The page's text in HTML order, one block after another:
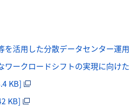
活用した分散データセンター運
ークロードシフトの実現に向け
KB]
KB]